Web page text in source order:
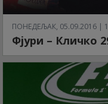
ПОНЕДЕЉАК, 05.09.2016 |
Фјури – Кличко